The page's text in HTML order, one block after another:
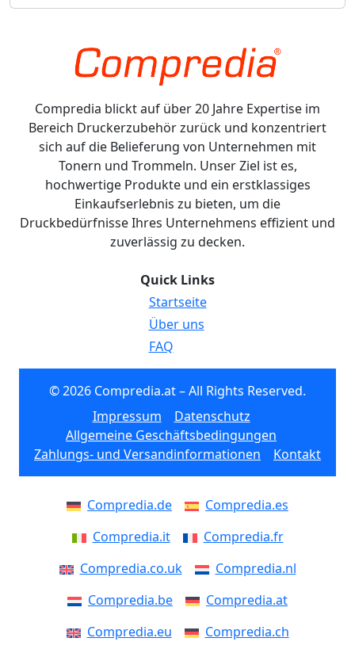
Compredia blickt auf über 20 Jahre Expertise im
Bereich Druckerzubehör zurück und konzentriert
sich auf die Belieferung von Unternehmen mit
Tonern und Trommeln. Unser Ziel ist es,
hochwertige Produkte und ein erstklassiges
Einkaufserlebnis zu bieten, um die
Druckbedürfnisse Ihres Unternehmens effizient und
zuverlässig zu decken.
Quick Links
Startseite
Über uns
FAQ
© 2026 Compredia.at – All Rights Reserved.
Impressum
Datenschutz
Allgemeine Geschäftsbedingungen
Zahlungs- und Versandinformationen
Kontakt
Compredia.de
Compredia.es
Compredia.it
Compredia.fr
Compredia.co.uk
Compredia.nl
Compredia.be
Compredia.at
Compredia.eu
Compredia.ch